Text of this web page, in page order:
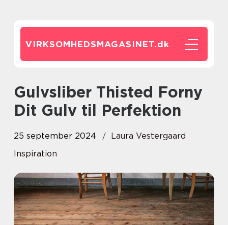
VIRKSOMHEDSMAGASINET.dk
Gulvsliber Thisted Forny
Dit Gulv til Perfektion
25 september 2024
Laura Vestergaard
Inspiration